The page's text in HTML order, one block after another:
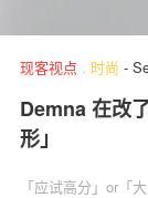
现客视点 . 时尚 -
Demna 在改
形」
「应试高分」or「